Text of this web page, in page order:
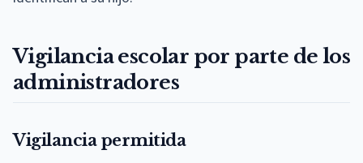
Vigilancia escolar por parte de los
administradores
Vigilancia permitida